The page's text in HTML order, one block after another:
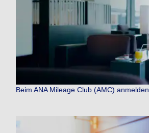
Beim ANA Mileage Club (AMC) anmelden